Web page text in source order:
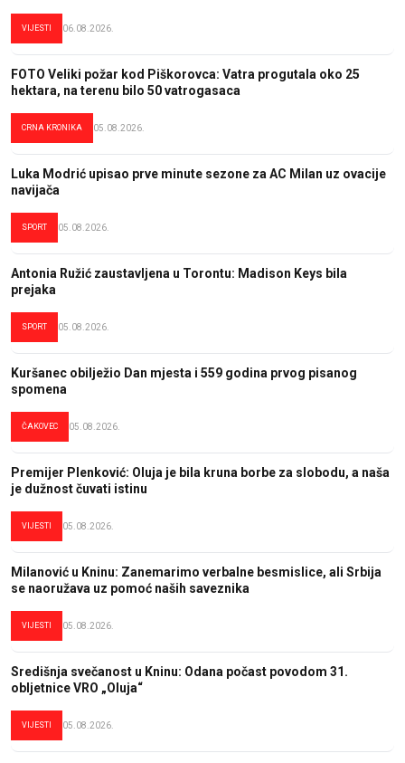
VIJESTI 06.08.2026.
FOTO Veliki požar kod Piškorovca: Vatra progutala oko 25
hektara, na terenu bilo 50 vatrogasaca
CRNA KRONIKA 05.08.2026.
Luka Modrić upisao prve minute sezone za AC Milan uz ovacije
navijača
SPORT 05.08.2026.
Antonia Ružić zaustavljena u Torontu: Madison Keys bila
prejaka
SPORT 05.08.2026.
Kuršanec obilježio Dan mjesta i 559 godina prvog pisanog
spomena
ČAKOVEC 05.08.2026.
Premijer Plenković: Oluja je bila kruna borbe za slobodu, a naša
je dužnost čuvati istinu
VIJESTI 05.08.2026.
Milanović u Kninu: Zanemarimo verbalne besmislice, ali Srbija
se naoružava uz pomoć naših saveznika
VIJESTI 05.08.2026.
Središnja svečanost u Kninu: Odana počast povodom 31.
obljetnice VRO „Oluja“
VIJESTI 05.08.2026.